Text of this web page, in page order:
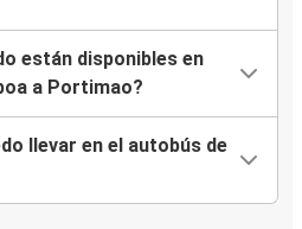
están disponibles en
a Portimao?
llevar en el autobús de